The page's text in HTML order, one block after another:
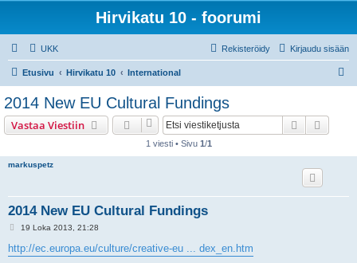
Hirvikatu 10 - foorumi
UKK Kirjaudu sisään
Rekisteröidy
Etusivu Hirvikatu 10 International
2014 New EU Cultural Fundings
Vastaa Viestiin Etsi
1 viesti • Sivu 1/1
markuspetz
2014 New EU Cultural Fundings
V
e
s
19 Loka 2013, 21:28
http://ec.europa.eu/culture/creative-eu ... dex_en.htm